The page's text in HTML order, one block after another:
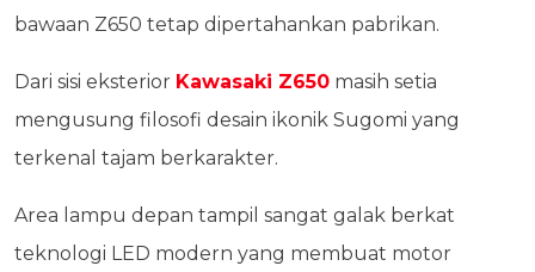
bawaan Z650 tetap dipertahankan pabrikan.
Dari sisi eksterior Kawasaki Z650 masih setia
mengusung filosofi desain ikonik Sugomi yang
terkenal tajam berkarakter.
Area lampu depan tampil sangat galak berkat
teknologi LED modern yang membuat motor